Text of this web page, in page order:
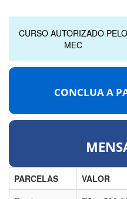
CURSO AUTORIZADO PELO
MEC
CONCLUA A
PARCELAS VALOR